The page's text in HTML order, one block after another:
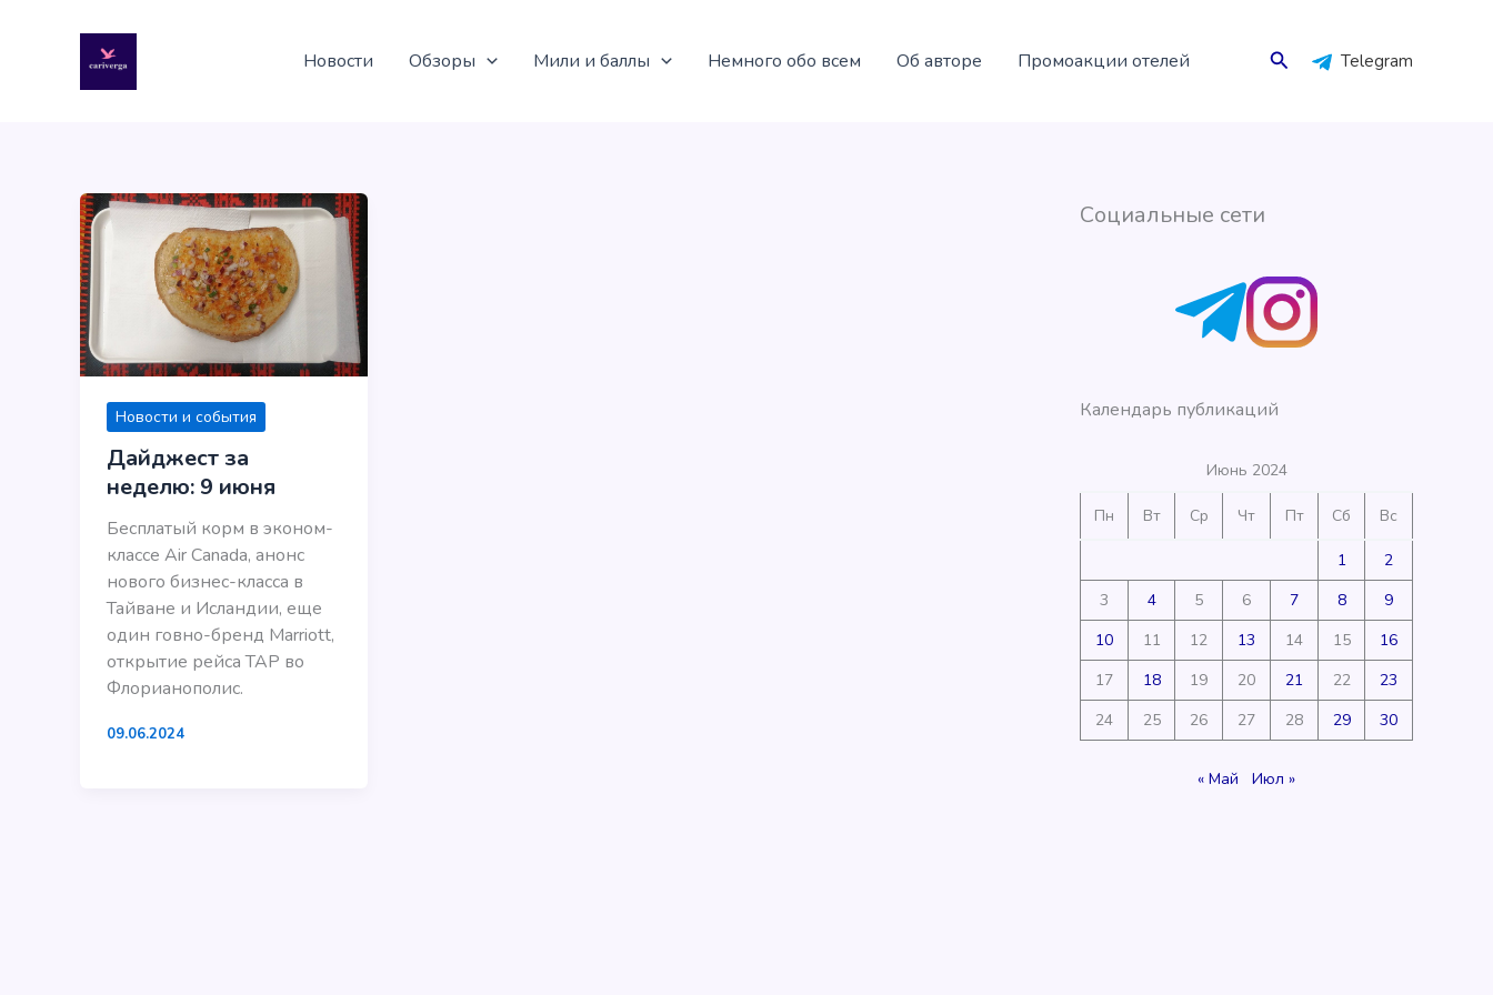
содержимому
Новости Обзоры Мили и баллы Немного обо всем Об авторе Промоакции отелей Поиск Telegram
Новости и события
Дайджест за
неделю: 9 июня
Бесплатый корм в эконом-
классе Air Canada, анонс
нового бизнес-класса в
Тайване и Исландии, еще
один говно-бренд Marriott,
открытие рейса TAP во
Флорианополис.
09.06.2024
Социальные сети
Календарь публикаций
Июнь 2024
Пн Вт Ср Чт Пт Сб Вс
1
2
3
4 5 6 7 8
9
10
11 12 13 14 15
16
17
18 19 20 21 22
23
24
25 26 27 28 29 30
« Май Июл »